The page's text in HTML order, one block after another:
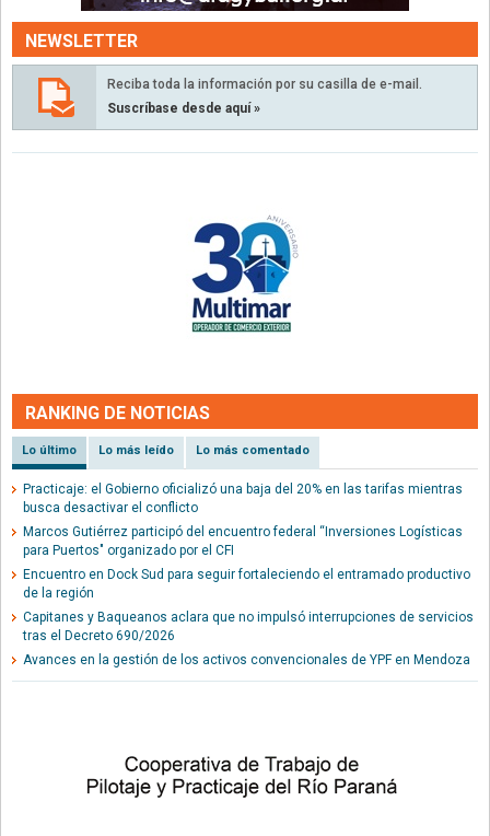
NEWSLETTER
Reciba toda la información por su casilla de e-mail.
Suscríbase desde aquí »
RANKING DE NOTICIAS
Lo último Lo más leído Lo más comentado
Practicaje: el Gobierno oficializó una baja del 20% en las tarifas mientras
busca desactivar el conflicto
Marcos Gutiérrez participó del encuentro federal “Inversiones Logísticas
para Puertos" organizado por el CFI
Encuentro en Dock Sud para seguir fortaleciendo el entramado productivo
de la región
Capitanes y Baqueanos aclara que no impulsó interrupciones de servicios
tras el Decreto 690/2026
Avances en la gestión de los activos convencionales de YPF en Mendoza